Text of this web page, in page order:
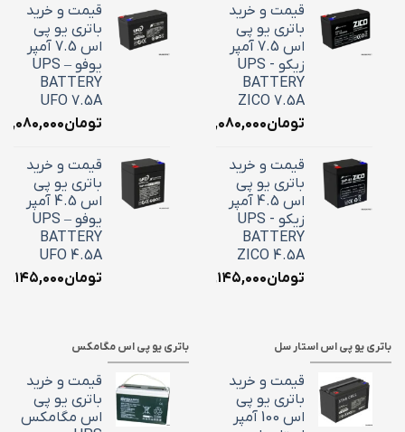
قیمت و خرید
باتری یو پی
اس 7.5 آمپر
زیکو - UPS
BATTERY
ZICO 7.5A
تومان۳,۰۸۰,۰۰۰
قیمت و خرید
باتری یو پی
اس 4.5 آمپر
زیکو - UPS
BATTERY
ZICO 4.5A
تومان۲,۱۴۵,۰۰۰
قیمت و خرید
باتری یو پی
اس 7.5 آمپر
یوفو – UPS
BATTERY
UFO 7.5A
تومان۳,۰۸۰,۰۰۰
قیمت و خرید
باتری یو پی
اس 4.5 آمپر
یوفو – UPS
BATTERY
UFO 4.5A
تومان۲,۱۴۵,۰۰۰
باتری یو پی اس استار سل
قیمت و خرید
باتری یو پی
اس 100 آمپر
باتری یو پی اس مگامکس
قیمت و خرید
باتری یو پی
اس مگامکس